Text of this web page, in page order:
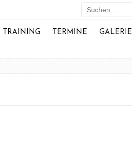
Suchen
nach:
TRAINING TERMINE GALERIE